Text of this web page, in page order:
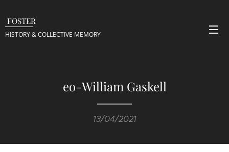
FOSTER
HISTORY & COLLECTIVE MEMORY
eo-William Gaskell
13/04/2021